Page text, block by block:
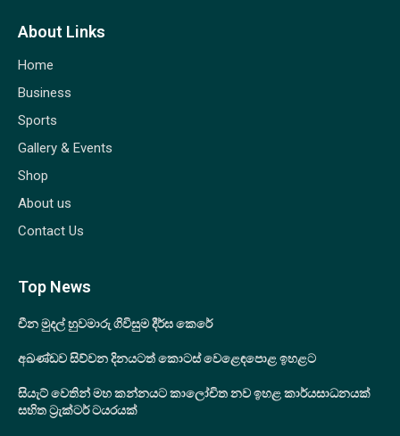
About Links
Home
Business
Sports
Gallery & Events
Shop
About us
Contact Us
Top News
චීන මුදල් හුවමාරු ගිවිසුම දීර්ඝ කෙරේ
අඛණ්ඩව සිව්වන දිනයටත් කොටස් වෙළෙඳපොළ ඉහළට
සියැට් වෙතින් මහ කන්නයට කාලෝචිත නව ඉහළ කාර්යසාධනයක්
සහිත ට්‍රැක්ටර් ටයරයක්